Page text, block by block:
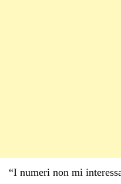
“I numeri non mi